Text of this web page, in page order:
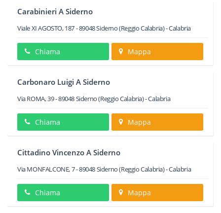
Carabinieri A Siderno
Viale XI AGOSTO, 187-89048Siderno(Reggio Calabria) -Calabria
Chiama Mappa
Carbonaro Luigi A Siderno
Via ROMA, 39-89048Siderno(Reggio Calabria) -Calabria
Chiama Mappa
Cittadino Vincenzo A Siderno
Via MONFALCONE, 7-89048Siderno(Reggio Calabria) -Calabria
Chiama Mappa